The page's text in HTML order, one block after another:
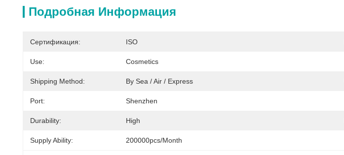
Подробная Информация
Сертификация: ISO
Use: Cosmetics
Shipping Method: By Sea / Air / Express
Port: Shenzhen
Durability: High
Supply Ability: 200000pcs/month